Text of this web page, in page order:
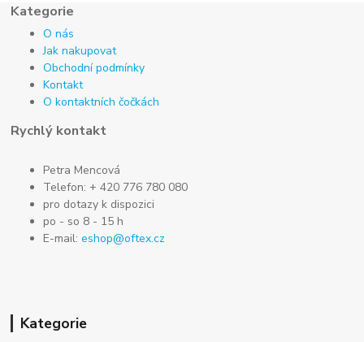
Kategorie
O nás
Jak nakupovat
Obchodní podmínky
Kontakt
O kontaktních čočkách
Rychlý kontakt
Petra Mencová
Telefon: + 420 776 780 080
pro dotazy k dispozici
po - so 8 - 15 h
E-mail:eshop@oftex.cz
Kategorie